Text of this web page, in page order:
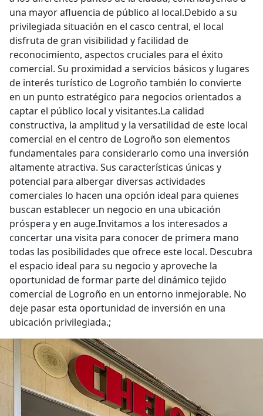
una mayor afluencia de público al local.Debido a su
privilegiada situación en el casco central, el local
disfruta de gran visibilidad y facilidad de
reconocimiento, aspectos cruciales para el éxito
comercial. Su proximidad a servicios básicos y lugares
de interés turístico de Logroño también lo convierte
en un punto estratégico para negocios orientados a
captar el público local y visitantes.La calidad
constructiva, la amplitud y la versatilidad de este local
comercial en el centro de Logroño son elementos
fundamentales para considerarlo como una inversión
altamente atractiva. Sus características únicas y
potencial para albergar diversas actividades
comerciales lo hacen una opción ideal para quienes
buscan establecer un negocio en una ubicación
próspera y en auge.Invitamos a los interesados a
concertar una visita para conocer de primera mano
todas las posibilidades que ofrece este local. Descubra
el espacio ideal para su negocio y aproveche la
oportunidad de formar parte del dinámico tejido
comercial de Logroño en un entorno inmejorable. No
deje pasar esta oportunidad de inversión en una
ubicación privilegiada.;